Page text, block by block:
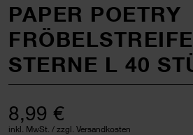
PAPER POETRY
STERNE L 40
8,99 €
inkl. MwSt. / zzgl. Versandkosten